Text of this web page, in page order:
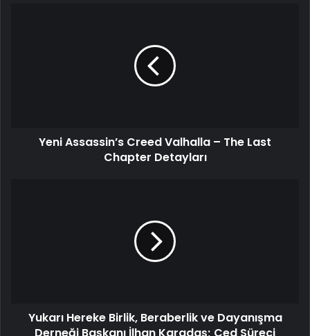
Yeni Assassin’s Creed Valhalla – The Last
Chapter Detayları
Yukarı Hereke Birlik, Beraberlik ve Dayanışma